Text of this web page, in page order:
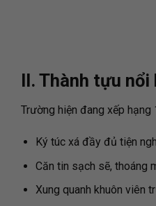
II. Thành tựu nổi
Trường hiện đang xếp
Ký túc xá đầy đủ tiện
Căn tin sạch sẽ, thoáng
Xung quanh khuôn viên